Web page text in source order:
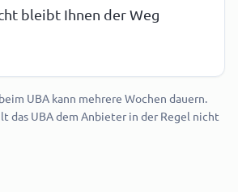
bleibt Ihnen der Weg
UBA kann mehrere Wochen dauern.
das UBA dem Anbieter in der Regel nicht